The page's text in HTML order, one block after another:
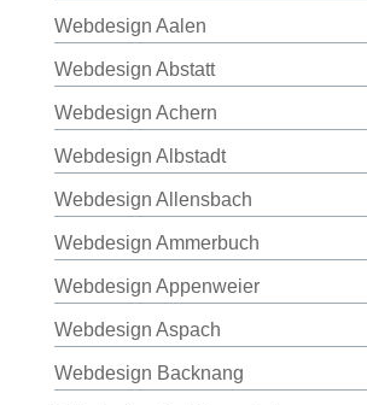
Webdesign Aalen
Webdesign Abstatt
Webdesign Achern
Webdesign Albstadt
Webdesign Allensbach
Webdesign Ammerbuch
Webdesign Appenweier
Webdesign Aspach
Webdesign Backnang